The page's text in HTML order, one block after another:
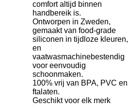
comfort altijd binnen
handbereik is.
Ontworpen in Zweden,
gemaakt van food-grade
siliconen in tijdloze kleuren,
en
vaatwasmachinebestendig
voor eenvoudig
schoonmaken.
100% vrij van BPA, PVC en
ftalaten.
Geschikt voor elk merk